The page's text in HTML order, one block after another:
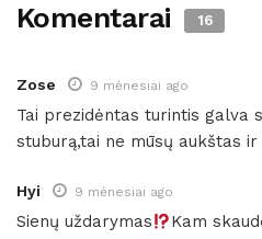
Komentarai 16
Zose 9 mėnesiai ago
Tai prezidėntas turintis galva
stuburą,tai ne mūsų aukštas
Hyi 9 mėnesiai ago
Sienų uždarymas Kam